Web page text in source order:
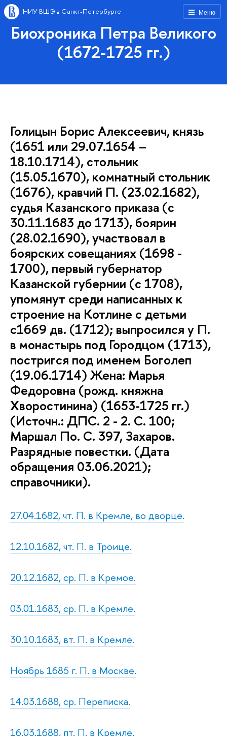
Меню
НИУ ВШЭ в Санкт-Петербурге
Биохроника Петра Великого
(1672-1725 гг.)
Голицын Борис Алексеевич, князь
(1651 или 29.07.1654 –
18.10.1714), стольник
(15.05.1670), комнатный стольник
(1676), кравчий П. (23.02.1682),
судья Казанского приказа (с
30.11.1683 до 1713), боярин
(28.02.1690), участвовал в
боярских совещаниях (1698 -
1700), первый губернатор
Казанской губернии (с 1708),
упомянут среди написанных к
строение на Котлине с детьми
с1669 дв. (1712); выпросился у П.
в монастырь под Городцом (1713),
постригся под именем Боголеп
(19.06.1714) Жена: Марья
Федоровна (рожд. княжна
Хворостинина) (1653-1725 гг.)
(Источн.: ДПС. 2 - 2. С. 100;
Маршал По. С. 397, Захаров.
Разрядные повестки. (Дата
обращения 03.06.2021);
справочники).
27.04.1682, чт. П. в Кремле, во дворце.
12.10.1682, чт. П. в Троице.
20.12.1682, ср. П. в Кремое.
03.01.1683, ср. П. в Кремле.
30.10.1683, вт. П. в Кремле.
Ноябрь 1685 г. П. в Москве.
14.03.1688, ср. Переписка.
16.03.1688, пт. П. в Кремле.